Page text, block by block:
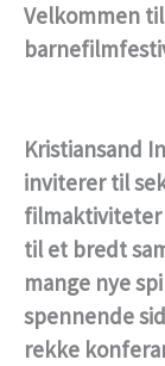
Velkommen
Kristiansand
inviterer til
filmaktiviteter
til et bredt
mange nye
spennende
rekke